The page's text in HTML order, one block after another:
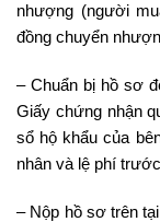
nhượng (người
đồng chuyển
– Chuẩn bị hồ sơ
Giấy chứng nhận
sổ hộ khẩu của
nhân và lệ phí
– Nộp hồ sơ trên